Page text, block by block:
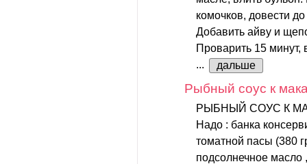
комочков, довести
Добавить айву и
Проварить 15
...
дальше
Рыбный соус к
РЫБНЫЙ СОУС К
Надо : банка
томатной пасы (380
подсолнечное